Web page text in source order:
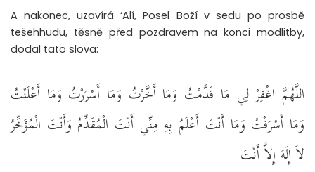
A nakonec, uzavírá ‘Alí, Posel Boží v sedu po prosbě
tešehhudu, těsně před pozdravem na konci modlitby,
dodal tato slova:
اللَّهُمَّ اغْفِرْ لِي مَا قَدَّمْتُ وَمَا أَخَّرْتُ وَمَا أَسْرَرْتُ وَمَا أَعْلَنْتُ
وَمَا أَسْرَفْتُ وَمَا أَنْتَ أَعْلَمُ بِهِ مِنِّي أَنْتَ الْمُقَدِّمُ وَأَنْتَ الْمُؤَخِّرُ
لاَ إِلَهَ إِلاَّ أَنْتَ ‏